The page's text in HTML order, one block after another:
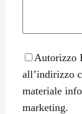
Autorizzo
all’indirizzo
materiale
marketing.